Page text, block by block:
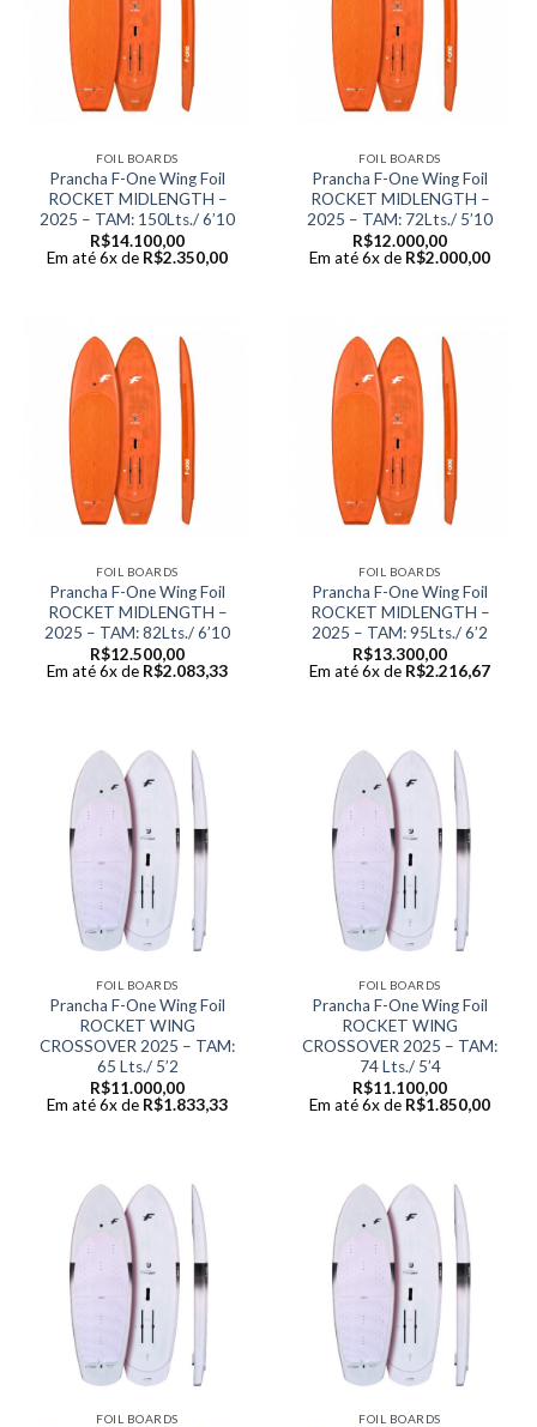
FOIL BOARDS
Prancha F-One Wing Foil
ROCKET MIDLENGTH –
2025 – TAM: 150Lts./ 6’10
R$14.100,00
Em até 6x de R$2.350,00
FOIL BOARDS
Prancha F-One Wing Foil
ROCKET MIDLENGTH –
2025 – TAM: 72Lts./ 5’10
R$12.000,00
Em até 6x de R$2.000,00
FOIL BOARDS
Prancha F-One Wing Foil
ROCKET MIDLENGTH –
2025 – TAM: 82Lts./ 6’10
R$12.500,00
Em até 6x de R$2.083,33
FOIL BOARDS
Prancha F-One Wing Foil
ROCKET MIDLENGTH –
2025 – TAM: 95Lts./ 6’2
R$13.300,00
Em até 6x de R$2.216,67
FOIL BOARDS
Prancha F-One Wing Foil
ROCKET WING
CROSSOVER 2025 – TAM:
65 Lts./ 5’2
R$11.000,00
Em até 6x de R$1.833,33
FOIL BOARDS
Prancha F-One Wing Foil
ROCKET WING
CROSSOVER 2025 – TAM:
74 Lts./ 5’4
R$11.100,00
Em até 6x de R$1.850,00
FOIL BOARDS FOIL BOARDS